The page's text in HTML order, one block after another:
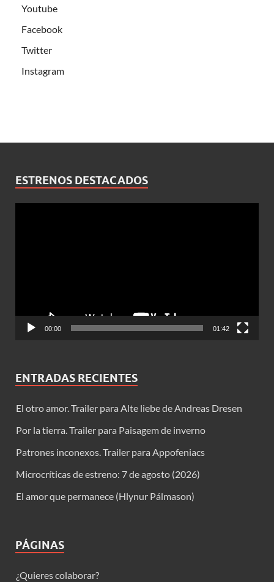
Youtube
Facebook
Twitter
Instagram
ESTRENOS DESTACADOS
00:00 01:42
ENTRADAS RECIENTES
El otro amor. Trailer para Alte liebe de Andreas Dresen
Por la tierra. Trailer para Paisagem de inverno
Patrones inconexos. Trailer para Appofeniacs
Microcríticas de estreno: 7 de agosto (2026)
El amor que permanece (Hlynur Pálmason)
PÁGINAS
¿Quieres colaborar?